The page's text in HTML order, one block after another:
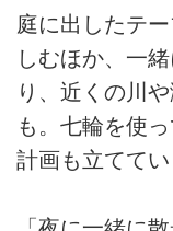
庭に出したテ
しむほか、一
り、近くの川
も。七輪を使
計画も立ててい